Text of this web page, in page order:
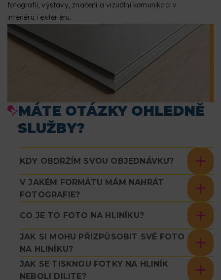
fotografii, výstavy, značení a vizuální komunikaci v
interiéru i exteriéru.
MÁTE OTÁZKY OHLEDNĚ
SLUŽBY?
KDY OBDRŽÍM SVOU OBJEDNÁVKU?
V JAKÉM FORMÁTU MÁM NAHRÁT
FOTOGRAFIE?
CO JE TO FOTO NA HLINÍKU?
JAK SI MOHU PŘIZPŮSOBIT SVÉ FOTO
NA HLINÍKU?
JAK SE TISKNOU FOTKY NA HLINÍK
NEBOLI DILITE?